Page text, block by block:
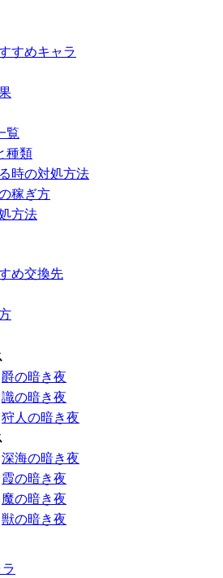
すめキャラ
覧
種類
時の対処方法
稼ぎ方
方法
め交換先
爵の暗き夜
識の暗き夜
狩人の暗き夜
深海の暗き夜
霞の暗き夜
魔の暗き夜
獣の暗き夜